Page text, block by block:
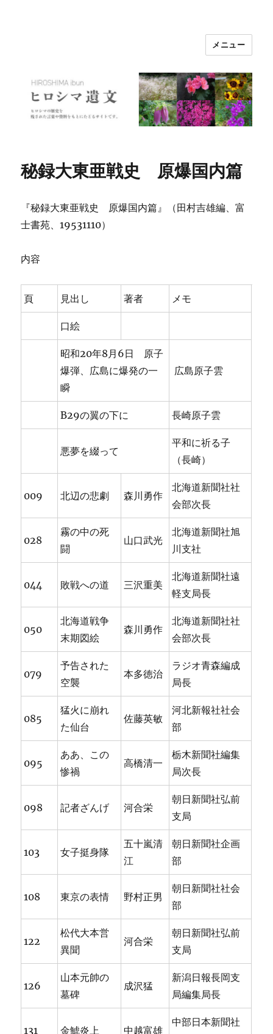
メニュー
秘録大東亜戦史 原爆国内篇
『秘録大東亜戦史 原爆国内篇』（田村吉雄編、富
士書苑、19531110）
内容
頁 見出し 著者 メモ
口絵
昭和20年8月6日 原子
爆弾、広島に爆発の一
瞬
広島原子雲
B29の翼の下に 長崎原子雲
悪夢を綴って
平和に祈る子
（長崎）
009 北辺の悲劇 森川勇作
北海道新聞社社
会部次長
028
霧の中の死
闘
山口武光
北海道新聞社旭
川支社
044 敗戦への道 三沢重美
北海道新聞社遠
軽支局長
050
北海道戦争
末期図絵
森川勇作
北海道新聞社社
会部次長
079
予告された
空襲
本多徳治
ラジオ青森編成
局長
085
猛火に崩れ
た仙台
佐藤英敏
河北新報社社会
部
095
ああ、この
惨禍
高橋清一
栃木新聞社編集
局次長
098 記者ざんげ 河合栄
朝日新聞社弘前
支局
103 女子挺身隊
五十嵐清
江
朝日新聞社企画
部
108 東京の表情 野村正男
朝日新聞社社会
部
122
松代大本営
異聞
河合栄
朝日新聞社弘前
支局
126
山本元帥の
墓碑
成沢猛
新潟日報長岡支
局編集局長
131 金鯱炎上 中越富雄
中部日本新聞社